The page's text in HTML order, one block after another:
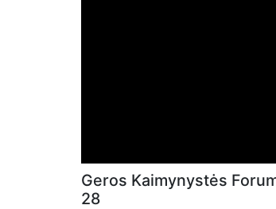
Geros Kaimynystės
28